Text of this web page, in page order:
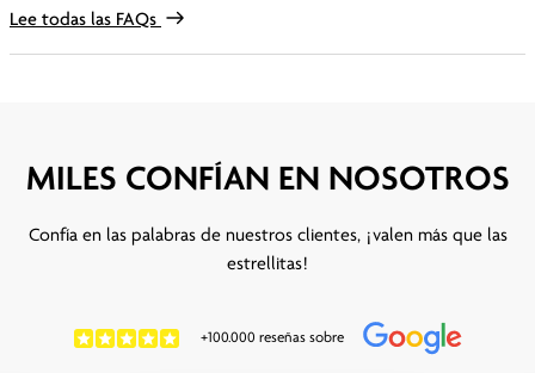
Lee todas las FAQs
MILES CONFÍAN EN NOSOTROS
Confía en las palabras de nuestros clientes, ¡valen más que las
estrellitas!
+100.000 reseñas sobre